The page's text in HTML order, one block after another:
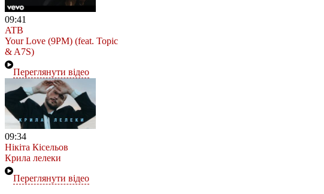
09:41
ATB
Your Love (9PM) (feat. Topic
& A7S)
Переглянути відео
09:34
Нікіта Кісельов
Крила лелеки
Переглянути відео